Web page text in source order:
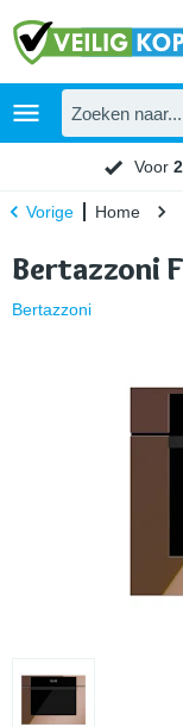
Voor
Vorige Home
Bertazzoni
Bertazzoni